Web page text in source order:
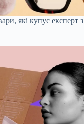
які купує експерт з